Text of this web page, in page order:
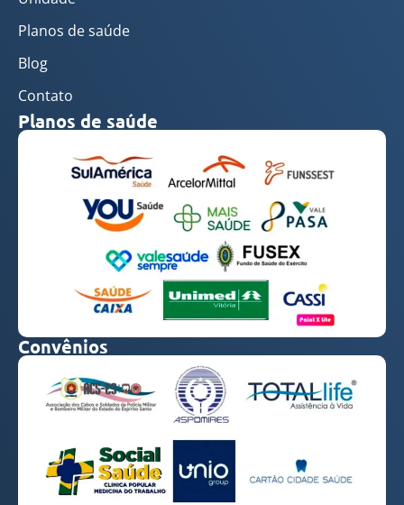
Planos de saúde
Blog
Contato
Planos de saúde
Convênios